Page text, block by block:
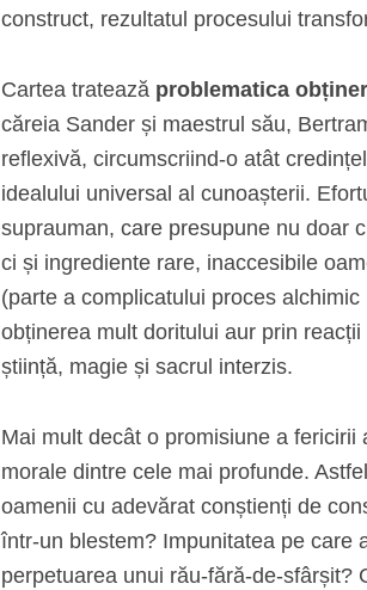
construct, rezultatul procesului
Cartea tratează problematica
căreia Sander și maestrul său,
reflexivă, circumscriind-o atât
idealului universal al cunoașterii.
suprauman, care presupune nu doar
ci și ingrediente rare, inaccesibile
(parte a complicatului proces
obținerea mult doritului aur prin
știință, magie și sacrul interzis.
Mai mult decât o promisiune a
morale dintre cele mai profunde.
oamenii cu adevărat conștienți de
într-un blestem? Impunitatea pe care
perpetuarea unui rău-fără-de-sfârșit?